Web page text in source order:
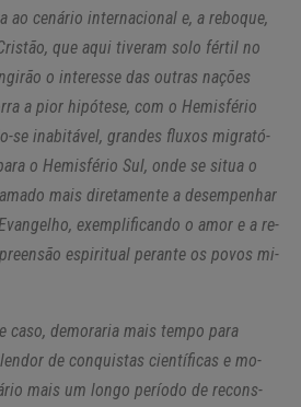
ao ce­nário in­ter­na­ci­onal e, a re­boque,
que aqui ti­veram solo fértil no
o in­te­resse das ou­tras na­ções
a pior hi­pó­tese, com o He­mis­fério
se ina­bi­tável, grandes fluxos mi­gra­tó­
o He­mis­fério Sul, onde se situa o
mais di­re­ta­mente a de­sem­pe­nhar
exem­pli­fi­cando o amor e a re­
es­pi­ri­tual pe­rante os povos mi­
caso, de­mo­raria mais tempo para
de con­quistas ci­en­tí­ficas e mo­
mais um longo pe­ríodo de re­cons­